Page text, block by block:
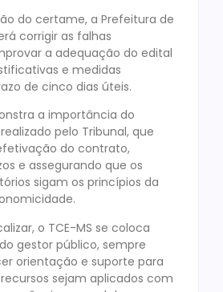
do certame, a Prefeitura de
corrigir as falhas
a adequação do edital
e medidas
de cinco dias úteis.
a importância do
pelo Tribunal, que
do contrato,
e assegurando que os
sigam os princípios da
o TCE-MS se coloca
gestor público, sempre
orientação e suporte para
sejam aplicados com